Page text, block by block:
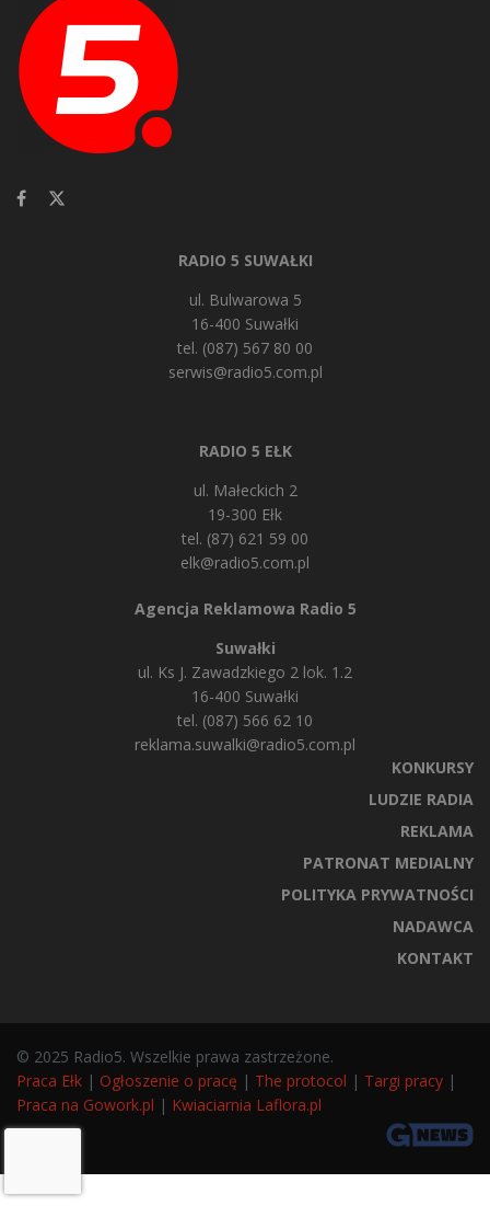
RADIO 5 SUWAŁKI
ul. Bulwarowa 5
16-400 Suwałki
tel. (087) 567 80 00
serwis@radio5.com.pl
RADIO 5 EŁK
ul. Małeckich 2
19-300 Ełk
tel. (87) 621 59 00
elk@radio5.com.pl
Agencja Reklamowa Radio 5
Suwałki
ul. Ks J. Zawadzkiego 2 lok. 1.2
16-400 Suwałki
tel. (087) 566 62 10
reklama.suwalki@radio5.com.pl
KONKURSY
LUDZIE RADIA
REKLAMA
PATRONAT MEDIALNY
POLITYKA PRYWATNOŚCI
NADAWCA
KONTAKT
© 2025 Radio5. Wszelkie prawa zastrzeżone.
Praca Ełk | Ogłoszenie o pracę | The protocol | Targi pracy |
Praca na Gowork.pl | Kwiaciarnia Laflora.pl